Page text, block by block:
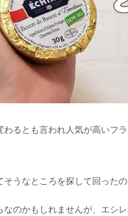
るとも言われ人気が高いフ
うなところを探して回ったの
のかもしれませんが、エシ